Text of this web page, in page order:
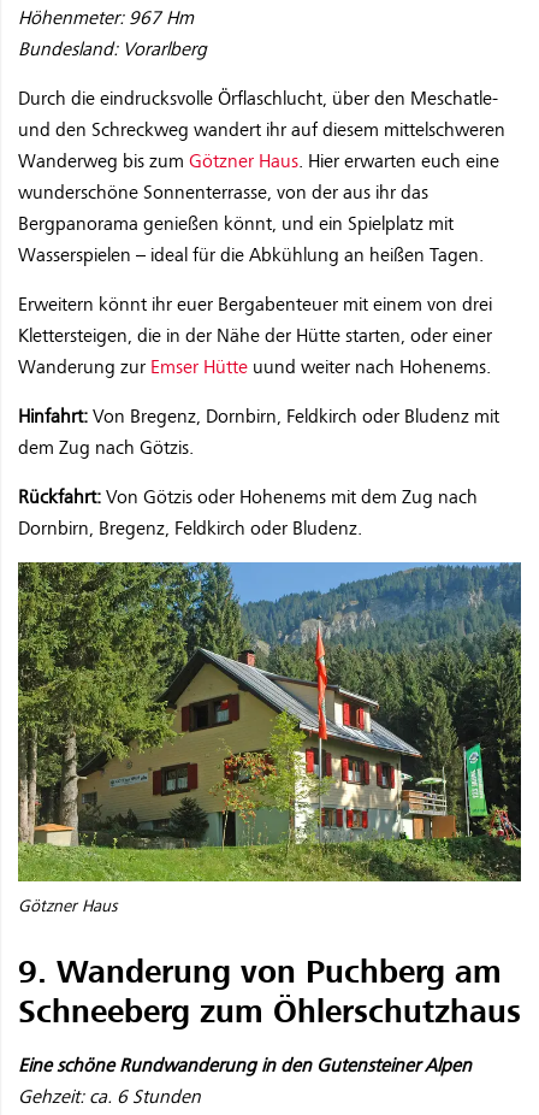
Höhenmeter: 967 Hm
Bundesland: Vorarlberg
Durch die eindrucksvolle Örflaschlucht, über den Meschatle-
und den Schreckweg wandert ihr auf diesem mittelschweren
Wanderweg bis zum Götzner Haus. Hier erwarten euch eine
wunderschöne Sonnenterrasse, von der aus ihr das
Bergpanorama genießen könnt, und ein Spielplatz mit
Wasserspielen – ideal für die Abkühlung an heißen Tagen.
Erweitern könnt ihr euer Bergabenteuer mit einem von drei
Klettersteigen, die in der Nähe der Hütte starten, oder einer
Wanderung zur Emser Hütte uund weiter nach Hohenems.
Hinfahrt: Von Bregenz, Dornbirn, Feldkirch oder Bludenz mit
dem Zug nach Götzis.
Rückfahrt: Von Götzis oder Hohenems mit dem Zug nach
Dornbirn, Bregenz, Feldkirch oder Bludenz.
Götzner Haus
9. Wanderung von Puchberg am
Schneeberg zum Öhlerschutzhaus
Eine schöne Rundwanderung in den Gutensteiner Alpen
Gehzeit: ca. 6 Stunden